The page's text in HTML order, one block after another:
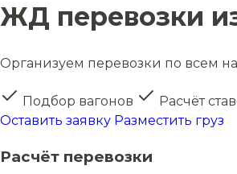
ЖД перевозки
Организуем перевозки по всем
Подбор вагонов Расчёт
Оставить заявку Разместить груз
Расчёт перевозки